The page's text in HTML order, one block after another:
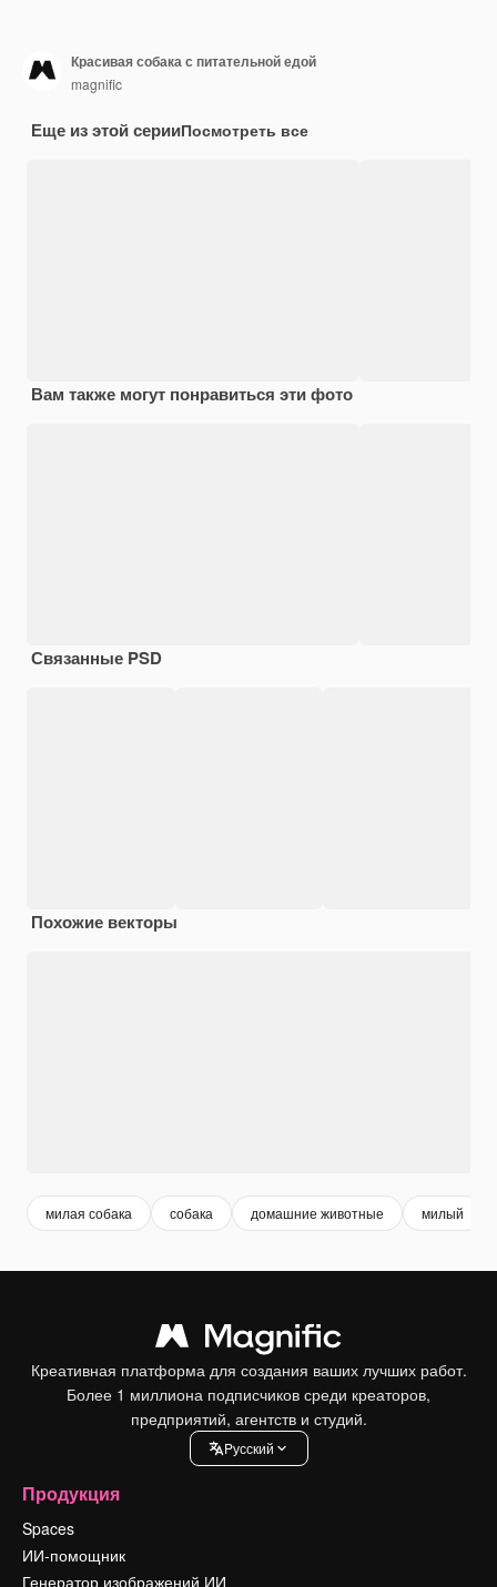
Красивая собака с питательной едой
magnific
Еще из этой серииПосмотреть все
Вам также могут понравиться эти фото
Связанные PSD
Похожие векторы
милая собака собака домашние животные милый
Креативная платформа для создания ваших лучших работ.
Более 1 миллиона подписчиков среди креаторов,
предприятий, агентств и студий.
Pусский
Продукция
Spaces
ИИ-помощник
Генератор изображений ИИ